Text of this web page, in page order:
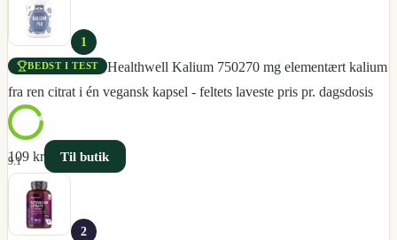
1
BEDST I TEST Healthwell Kalium 750270 mg elementært kalium
fra ren citrat i én vegansk kapsel - feltets laveste pris pr. dagsdosis
9.1
109 kr Til butik
2